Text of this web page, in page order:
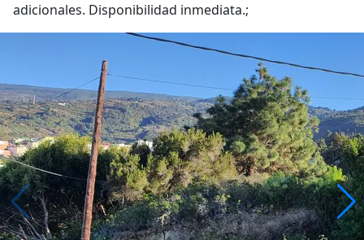
adicionales. Disponibilidad inmediata.;